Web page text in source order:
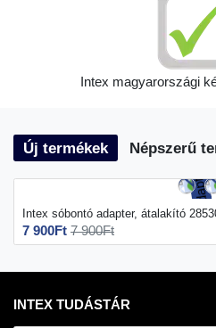
Intex magyarországi
Új termékek Népszerű
Intex sóbontó adapter, átalakító
7 900Ft 7 900Ft
INTEX TUDÁSTÁR